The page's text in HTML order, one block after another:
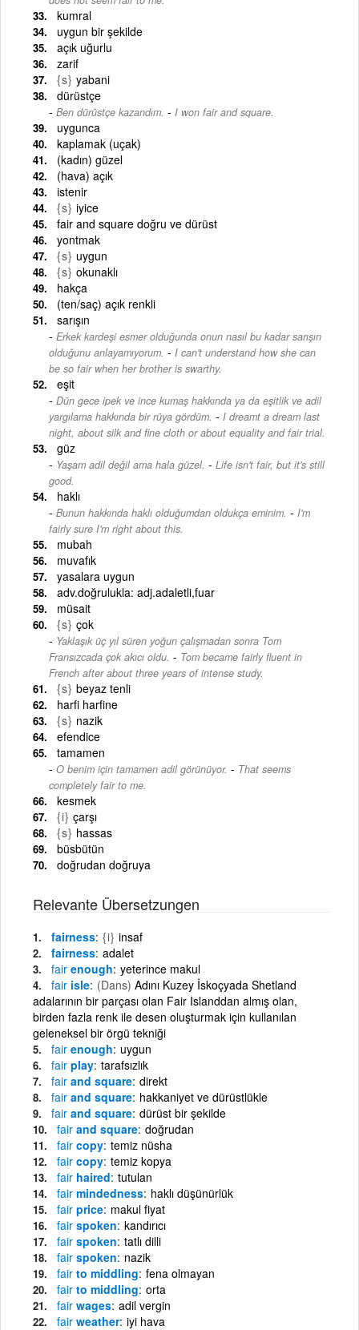
kumral
uygun bir şekilde
açık uğurlu
zarif
{s} yabani
dürüstçe
Ben dürüstçe kazandım. - I won fair and square.
uygunca
kaplamak (uçak)
(kadın) güzel
(hava) açık
istenir
{s} iyice
fair and square doğru ve dürüst
yontmak
{s} uygun
{s} okunaklı
hakça
(ten/saç) açık renkli
sarışın
Erkek kardeşi esmer olduğunda onun nasıl bu kadar sarışın
olduğunu anlayamıyorum. - I can't understand how she can
be so fair when her brother is swarthy.
eşit
Dün gece ipek ve ince kumaş hakkında ya da eşitlik ve adil
yargılama hakkında bir rüya gördüm. - I dreamt a dream last
night, about silk and fine cloth or about equality and fair trial.
güz
Yaşam adil değil ama hala güzel. - Life isn't fair, but it's still
good.
haklı
Bunun hakkında haklı olduğumdan oldukça eminim. - I'm
fairly sure I'm right about this.
mubah
muvafık
yasalara uygun
adv.doğrulukla: adj.adaletli,fuar
müsait
{s} çok
Yaklaşık üç yıl süren yoğun çalışmadan sonra Tom
Fransızcada çok akıcı oldu. - Tom became fairly fluent in
French after about three years of intense study.
{s} beyaz tenli
harfi harfine
{s} nazik
efendice
tamamen
O benim için tamamen adil görünüyor. - That seems
completely fair to me.
kesmek
{i} çarşı
{s} hassas
büsbütün
doğrudan doğruya
Relevante Übersetzungen
fairness {i} insaf
fairness adalet
fair enough yeterince makul
fair isle (Dans) Adını Kuzey İskoçyada Shetland
adalarının bir parçası olan Fair Islanddan almış olan,
birden fazla renk ile desen oluşturmak için kullanılan
geleneksel bir örgü tekniği
fair enough uygun
fair play tarafsızlık
fair and square direkt
fair and square hakkaniyet ve dürüstlükle
fair and square dürüst bir şekilde
fair and square doğrudan
fair copy temiz nüsha
fair copy temiz kopya
fair haired tutulan
fair mindedness haklı düşünürlük
fair price makul fiyat
fair spoken kandırıcı
fair spoken tatlı dilli
fair spoken nazik
fair to middling fena olmayan
fair to middling orta
fair wages adil vergin
fair weather iyi hava